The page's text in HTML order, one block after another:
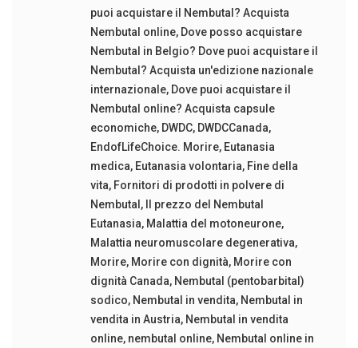
puoi acquistare il Nembutal? Acquista
Nembutal online, Dove posso acquistare
Nembutal in Belgio? Dove puoi acquistare il
Nembutal? Acquista un'edizione nazionale
internazionale, Dove puoi acquistare il
Nembutal online? Acquista capsule
economiche, DWDC, DWDCCanada,
EndofLifeChoice. Morire, Eutanasia
medica, Eutanasia volontaria, Fine della
vita, Fornitori di prodotti in polvere di
Nembutal ,
Il prezzo del Nembutal
Eutanasia, Malattia del motoneurone,
Malattia neuromuscolare degenerativa,
Morire, Morire con dignità, Morire con
dignità Canada, Nembutal (pentobarbital)
sodico, Nembutal in vendita, Nembutal in
vendita in Austria, Nembutal in vendita
online, nembutal online, Nembutal online in